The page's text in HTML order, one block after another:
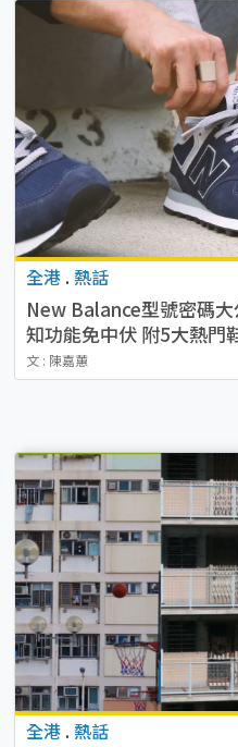
全港 . 熱話
New Balance型號密碼
知功能免中伏 附5大熱門
文 : 陳嘉蕙
全港 . 熱話